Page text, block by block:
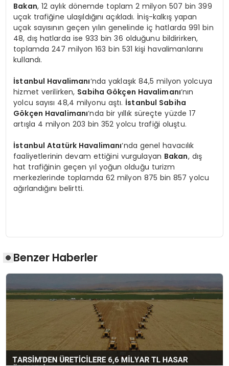
Bakan, 12 aylık dönemde toplam 2 milyon 507 bin 399
uçak trafiğine ulaşıldığını açıkladı. İniş-kalkış yapan
uçak sayısının geçen yılın genelinde iç hatlarda 991 bin
48, dış hatlarda ise 933 bin 36 olduğunu bildirirken,
toplamda 247 milyon 163 bin 531 kişi havalimanlarını
kullandı.
İstanbul Havalimanı‘nda yaklaşık 84,5 milyon yolcuya
hizmet verilirken, Sabiha Gökçen Havalimanı‘nın
yolcu sayısı 48,4 milyonu aştı. İstanbul Sabiha
Gökçen Havalimanı‘nda bir yıllık süreçte yüzde 17
artışla 4 milyon 203 bin 352 yolcu trafiği oluştu.
İstanbul Atatürk Havalimanı‘nda genel havacılık
faaliyetlerinin devam ettiğini vurgulayan Bakan, dış
hat trafiğinin geçen yıl yoğun olduğu turizm
merkezlerinde toplamda 62 milyon 875 bin 857 yolcu
ağırlandığını belirtti.
Benzer Haberler